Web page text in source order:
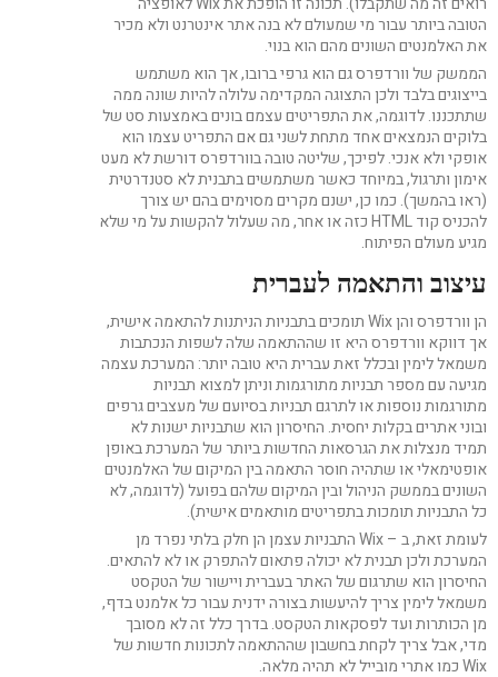
הטובה ביותר עבור מי שמעולם לא בנה אתר אינטרנט ולא מכיר
את האלמנטים השונים מהם הוא בנוי.
הממשק של וורדפרס גם הוא גרפי ברובו, אך הוא משתמש
בייצוגים בלבד ולכן התצוגה המקדימה עלולה להיות שונה ממה
שתתכננו. לדוגמה, את התפריטים עצמם בונים באמצעות סט של
בלוקים הנמצאים אחד מתחת לשני גם אם התפריט עצמו הוא
אופקי ולא אנכי. לפיכך, שליטה טובה בוורדפרס דורשת לא מעט
אימון ותרגול, במיוחד כאשר משתמשים בתבנית לא סטנדרטית
(ראו בהמשך). כמו כן, ישנם מקרים מסוימים בהם יש צורך
להכניס קוד HTML כזה או אחר, מה שעלול להקשות על מי שלא
מגיע מעולם הפיתוח.
עיצוב והתאמה לעברית
הן וורדפרס והן Wix תומכים בתבניות הניתנות להתאמה אישית,
אך דווקא וורדפרס היא זו שההתאמה שלה לשפות הנכתבות
משמאל לימין ובכלל זאת עברית היא טובה יותר: המערכת עצמה
מגיעה עם מספר תבניות מתורגמות וניתן למצוא תבניות
מתורגמות נוספות או לתרגם תבניות בסיועם של מעצבים גרפים
ובוני אתרים בקלות יחסית. החיסרון הוא שתבניות ישנות לא
תמיד מנצלות את הגרסאות החדשות ביותר של המערכת באופן
אופטימאלי או שתהיה חוסר התאמה בין המיקום של האלמנטים
השונים בממשק הניהול ובין המיקום שלהם בפועל (לדוגמה, לא
כל התבניות תומכות בתפריטים מותאמים אישית).
לעומת זאת, ב – Wix התבניות עצמן הן חלק בלתי נפרד מן
המערכת ולכן תבנית לא יכולה פתאום להתפרק או לא להתאים.
החיסרון הוא שתרגום של האתר בעברית ויישור של הטקסט
משמאל לימין צריך להיעשות בצורה ידנית עבור כל אלמנט בדף,
מן הכותרות ועד לפסקאות הטקסט. בדרך כלל זה לא מסובך
מדי, אבל צריך לקחת בחשבון שההתאמה לתכונות חדשות של
Wix כמו אתרי מובייל לא תהיה מלאה.